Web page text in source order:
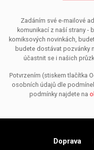
Zadáním své e-mailové
komunikací z naší strany -
komiksových novinkách,
budete dostávat pozvánky
účastnit se i našich
Potvrzením (stiskem tlačítka
osobních údajů dle
podmínky najdete na
Doprava